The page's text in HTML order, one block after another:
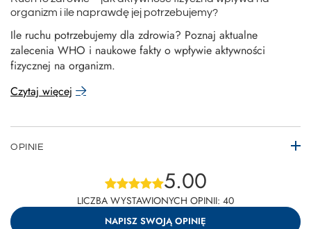
organizm i ile naprawdę jej potrzebujemy?
Ile ruchu potrzebujemy dla zdrowia? Poznaj aktualne
zalecenia WHO i naukowe fakty o wpływie aktywności
fizycznej na organizm.
Czytaj więcej
OPINIE
5.00
LICZBA WYSTAWIONYCH OPINII: 40
NAPISZ SWOJĄ OPINIĘ